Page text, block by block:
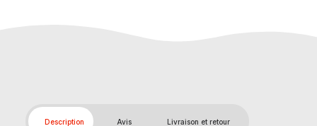
Description Avis Livraison et retour